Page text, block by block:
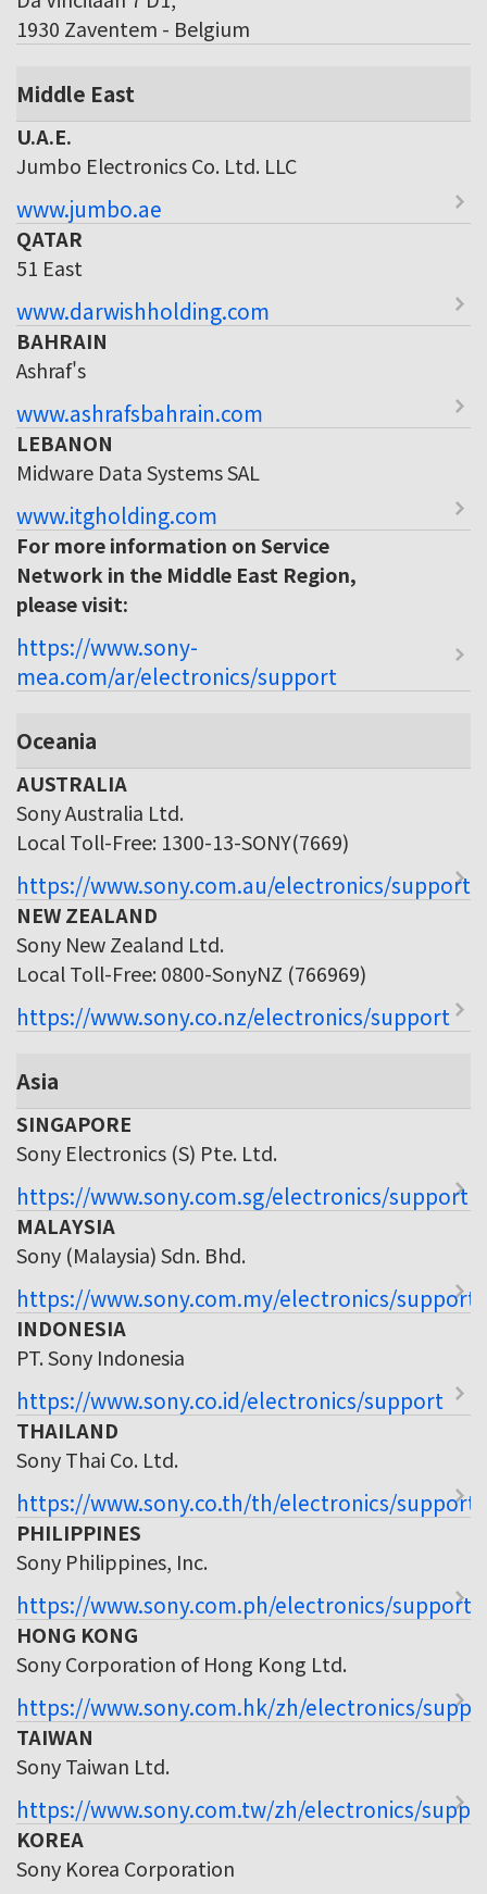
1930 Zaventem - Belgium
Middle East
U.A.E.
Jumbo Electronics Co. Ltd. LLC
www.jumbo.ae
QATAR
51 East
www.darwishholding.com
BAHRAIN
Ashraf's
www.ashrafsbahrain.com
LEBANON
Midware Data Systems SAL
www.itgholding.com
For more information on Service
Network in the Middle East Region,
please visit:
https://www.sony-
mea.com/ar/electronics/support
Oceania
AUSTRALIA
Sony Australia Ltd.
Local Toll-Free: 1300-13-SONY(7669)
https://www.sony.com.au/electronics/support
NEW ZEALAND
Sony New Zealand Ltd.
Local Toll-Free: 0800-SonyNZ (766969)
https://www.sony.co.nz/electronics/support
Asia
SINGAPORE
Sony Electronics (S) Pte. Ltd.
https://www.sony.com.sg/electronics/support
MALAYSIA
Sony (Malaysia) Sdn. Bhd.
https://www.sony.com.my/electronics/support
INDONESIA
PT. Sony Indonesia
https://www.sony.co.id/electronics/support
THAILAND
Sony Thai Co. Ltd.
https://www.sony.co.th/th/electronics/support
PHILIPPINES
Sony Philippines, Inc.
https://www.sony.com.ph/electronics/support
HONG KONG
Sony Corporation of Hong Kong Ltd.
https://www.sony.com.hk/zh/electronics/
TAIWAN
Sony Taiwan Ltd.
https://www.sony.com.tw/zh/electronics/
KOREA
Sony Korea Corporation